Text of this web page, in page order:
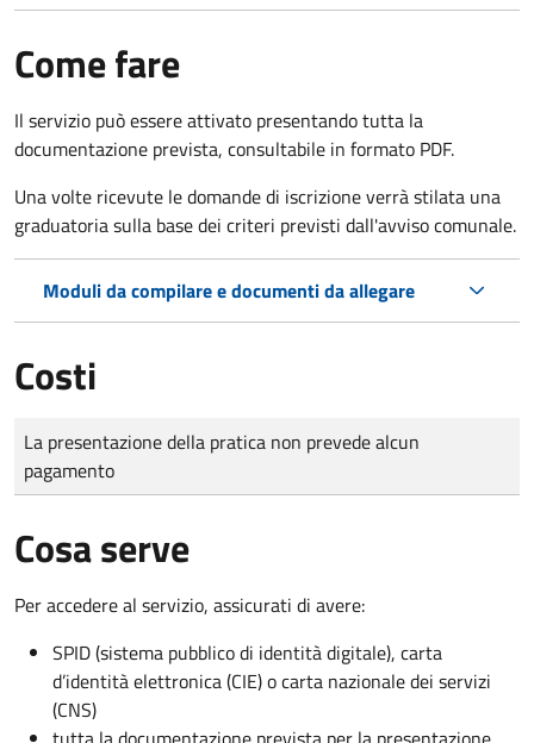
Come fare
Il servizio può essere attivato presentando tutta la
documentazione prevista, consultabile in formato PDF.
Una volte ricevute le domande di iscrizione verrà stilata una
graduatoria sulla base dei criteri previsti dall'avviso comunale.
Moduli da compilare e documenti da allegare
Costi
Tipo di pagamento
Importo
La presentazione della pratica non prevede alcun
pagamento
Cosa serve
Per accedere al servizio, assicurati di avere:
SPID (sistema pubblico di identità digitale), carta
d’identità elettronica (CIE) o carta nazionale dei servizi
(CNS)